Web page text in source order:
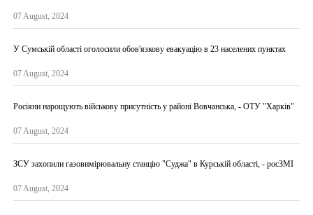
07 August, 2024
У Сумській області оголосили обов'язкову евакуацію в 23 населених пунктах
07 August, 2024
Росіяни нарощують військову присутність у районі Вовчанська, - ОТУ "Харків"
07 August, 2024
ЗСУ захопили газовимірювальну станцію "Суджа" в Курській області, - росЗМІ
07 August, 2024